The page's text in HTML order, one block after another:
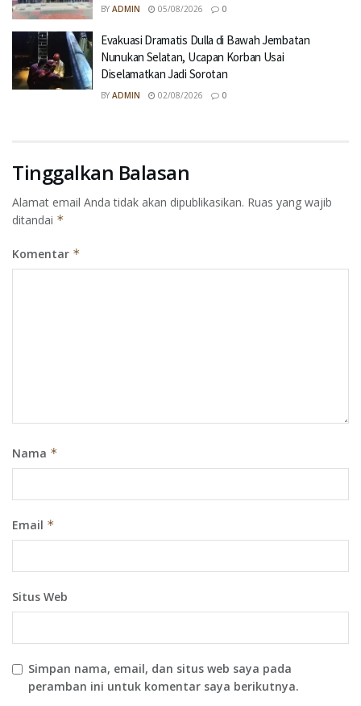
BY ADMIN 05/08/2026 0
Evakuasi Dramatis Dulla di Bawah Jembatan
Nunukan Selatan, Ucapan Korban Usai
Diselamatkan Jadi Sorotan
BY ADMIN 02/08/2026 0
Tinggalkan Balasan
Alamat email Anda tidak akan dipublikasikan. Ruas yang wajib
ditandai *
Komentar *
Nama *
Email *
Situs Web
Simpan nama, email, dan situs web saya pada
peramban ini untuk komentar saya berikutnya.